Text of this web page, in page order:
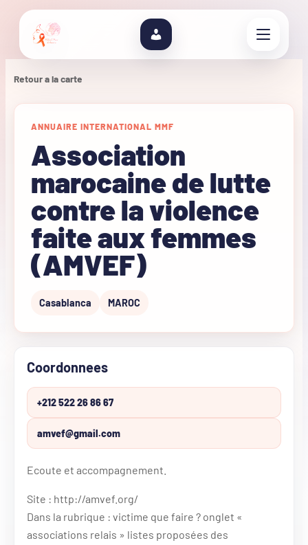
Retour a la carte
ANNUAIRE INTERNATIONAL MMF
Association
marocaine de lutte
contre la violence
faite aux femmes
(AMVEF)
Casablanca MAROC
Coordonnees
+212 522 26 86 67
amvef@gmail.com
Ecoute et accompagnement.
Site : http://amvef.org/
Dans la rubrique : victime que faire ? onglet «
associations relais » listes proposées des